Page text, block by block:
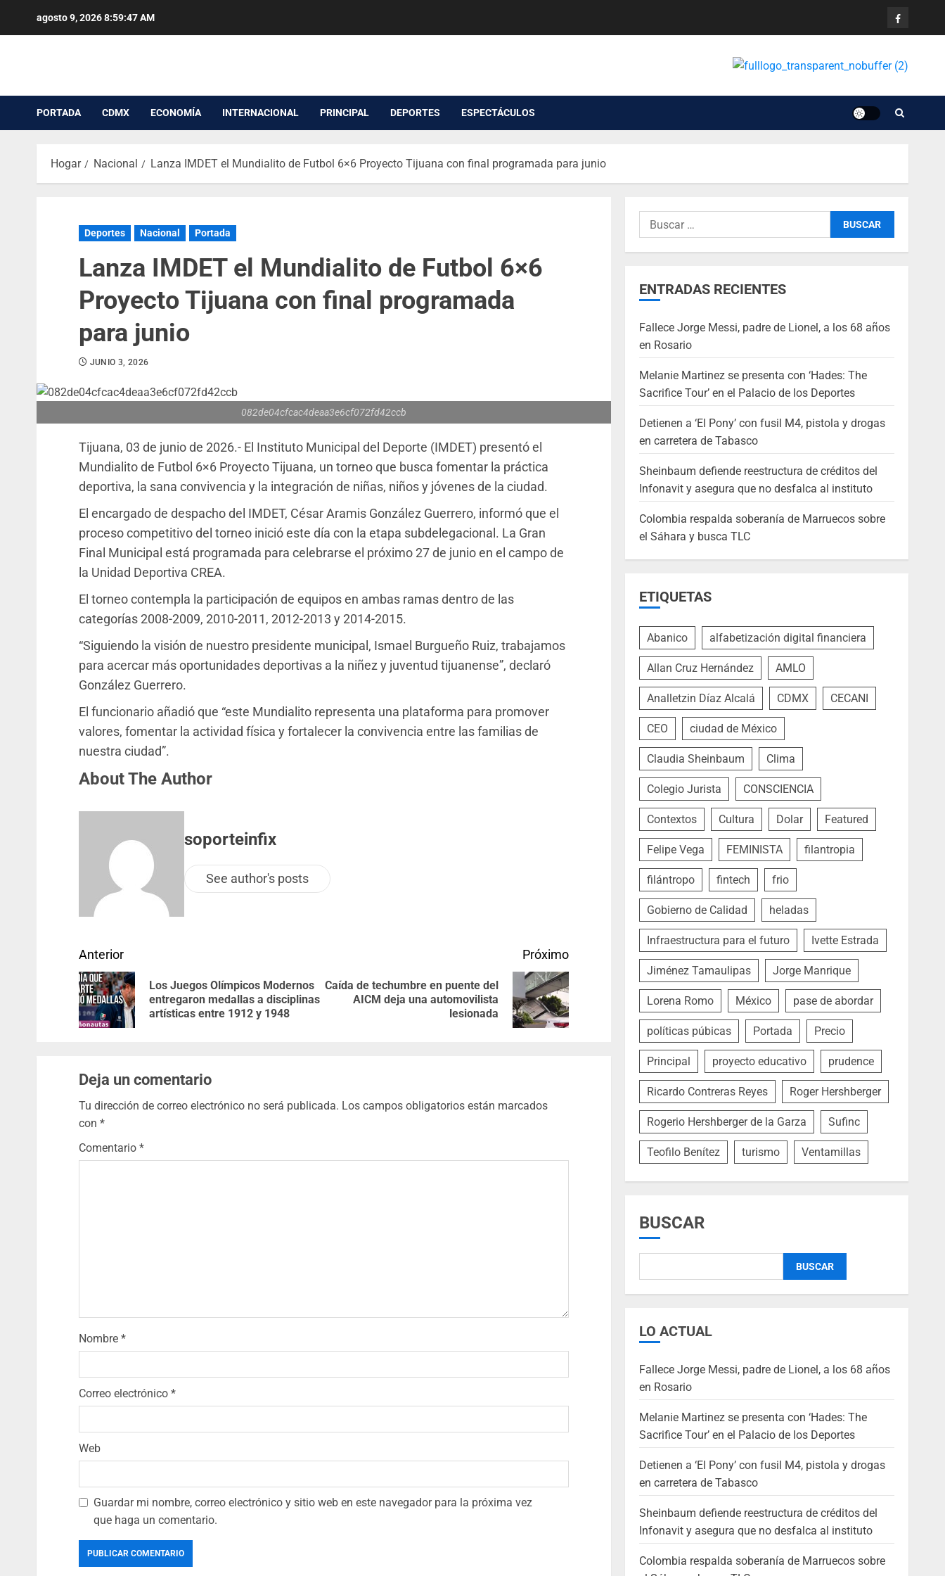
agosto 9, 20268:59:47 AM
PORTADA CDMX ECONOMÍA INTERNACIONAL PRINCIPAL DEPORTES ESPECTÁCULOS
Hogar Nacional Lanza IMDET el Mundialito de Futbol 6×6 Proyecto Tijuana con final programada para junio
Deportes Nacional Portada
Lanza IMDET el Mundialito de Futbol 6×6
Proyecto Tijuana con final programada
para junio
JUNIO 3, 2026
082de04cfcac4deaa3e6cf072fd42ccb
Tijuana, 03 de junio de 2026.- El Instituto Municipal del Deporte (IMDET) presentó el
Mundialito de Futbol 6×6 Proyecto Tijuana, un torneo que busca fomentar la práctica
deportiva, la sana convivencia y la integración de niñas, niños y jóvenes de la ciudad.
El encargado de despacho del IMDET, César Aramis González Guerrero, informó que el
proceso competitivo del torneo inició este día con la etapa subdelegacional. La Gran
Final Municipal está programada para celebrarse el próximo 27 de junio en el campo de
la Unidad Deportiva CREA.
El torneo contempla la participación de equipos en ambas ramas dentro de las
categorías 2008-2009, 2010-2011, 2012-2013 y 2014-2015.
“Siguiendo la visión de nuestro presidente municipal, Ismael Burgueño Ruiz, trabajamos
para acercar más oportunidades deportivas a la niñez y juventud tijuanense”, declaró
González Guerrero.
El funcionario añadió que “este Mundialito representa una plataforma para promover
valores, fomentar la actividad física y fortalecer la convivencia entre las familias de
nuestra ciudad”.
About The Author
soporteinfix
See author's posts
Anterior
Los Juegos Olímpicos Modernos
entregaron medallas a disciplinas
artísticas entre 1912 y 1948
Próximo
Caída de techumbre en puente del
AICM deja una automovilista
lesionada
Deja un comentario
Tu dirección de correo electrónico no será publicada. Los campos obligatorios están marcados
con *
Comentario *
Nombre *
Correo electrónico *
Web
Guardar mi nombre, correo electrónico y sitio web en este navegador para la próxima vez
que haga un comentario.
ENTRADAS RECIENTES
Fallece Jorge Messi, padre de Lionel, a los 68 años
en Rosario
Melanie Martinez se presenta con ‘Hades: The
Sacrifice Tour’ en el Palacio de los Deportes
Detienen a ‘El Pony’ con fusil M4, pistola y drogas
en carretera de Tabasco
Sheinbaum defiende reestructura de créditos del
Infonavit y asegura que no desfalca al instituto
Colombia respalda soberanía de Marruecos sobre
el Sáhara y busca TLC
ETIQUETAS
Abanico alfabetización digital financiera
Allan Cruz Hernández AMLO
Analletzin Díaz Alcalá CDMX CECANI
CEO ciudad de México
Claudia Sheinbaum Clima
Colegio Jurista CONSCIENCIA
Contextos Cultura Dolar Featured
Felipe Vega FEMINISTA filantropia
filántropo fintech frio
Gobierno de Calidad heladas
Infraestructura para el futuro Ivette Estrada
Jiménez Tamaulipas Jorge Manrique
Lorena Romo México pase de abordar
políticas púbicas Portada Precio
Principal proyecto educativo prudence
Ricardo Contreras Reyes Roger Hershberger
Rogerio Hershberger de la Garza Sufinc
Teofilo Benítez turismo Ventamillas
BUSCAR
BUSCAR
LO ACTUAL
Fallece Jorge Messi, padre de Lionel, a los 68 años
en Rosario
Melanie Martinez se presenta con ‘Hades: The
Sacrifice Tour’ en el Palacio de los Deportes
Detienen a ‘El Pony’ con fusil M4, pistola y drogas
en carretera de Tabasco
Sheinbaum defiende reestructura de créditos del
Infonavit y asegura que no desfalca al instituto
Colombia respalda soberanía de Marruecos sobre